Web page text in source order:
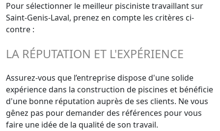
Pour sélectionner le meilleur pisciniste travaillant sur
Saint-Genis-Laval, prenez en compte les critères ci-
contre :
LA RÉPUTATION ET L'EXPÉRIENCE
Assurez-vous que l’entreprise dispose d'une solide
expérience dans la construction de piscines et bénéficie
d'une bonne réputation auprès de ses clients. Ne vous
gênez pas pour demander des références pour vous
faire une idée de la qualité de son travail.